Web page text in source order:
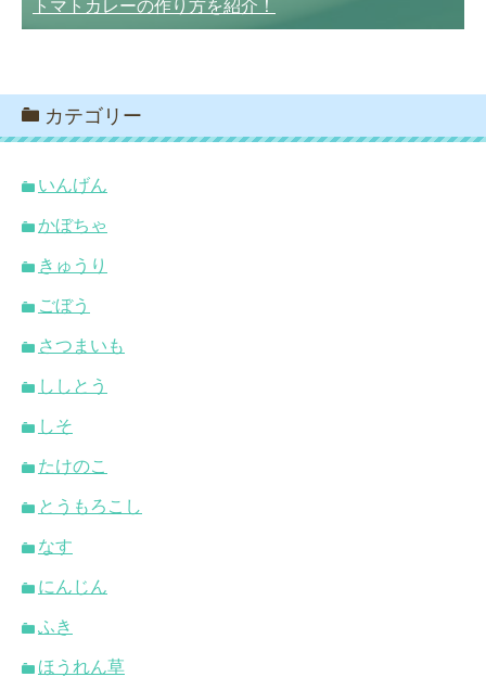
トマトカレーの作り方を紹介！
カテゴリー
いんげん
かぼちゃ
きゅうり
ごぼう
さつまいも
ししとう
しそ
たけのこ
とうもろこし
なす
にんじん
ふき
ほうれん草